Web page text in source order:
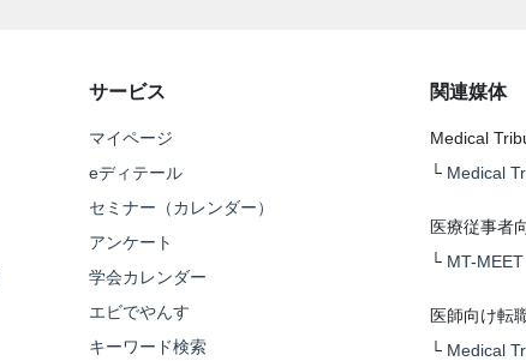
サービス
マイページ
eディテール
セミナー（カレンダー）
アンケート
学会カレンダー
エビでやんす
キーワード検索
関連媒体
Medical
└ Medical
医療従事者
└ MT-MEET
医師向け転
└ Medical